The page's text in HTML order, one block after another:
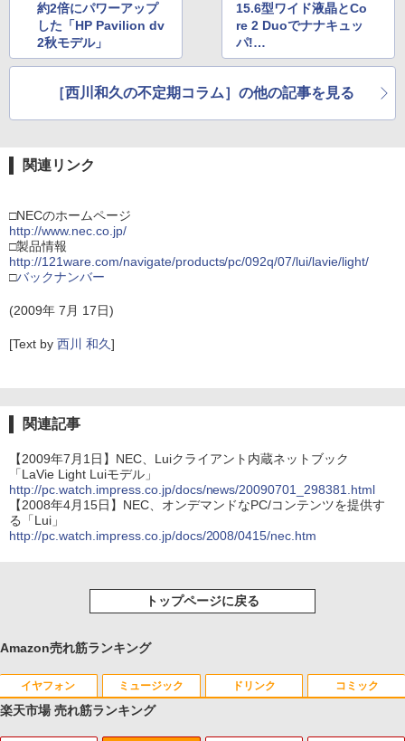
約2倍にパワーアップ
した「HP Pavilion dv
2秋モデル」
15.6型ワイド液晶とCo
re 2 Duoでナナキュッ
パ!
ASUSTeK「F52A-SX0
［西川和久の不定期コラム］の他の記事を見る
関連リンク
□NECのホームページ
http://www.nec.co.jp/
□製品情報
http://121ware.com/navigate/products/pc/092q/07/lui/lavie/light/
□バックナンバー
(2009年 7月 17日)
[Text by 西川 和久]
関連記事
【2009年7月1日】NEC、Luiクライアント内蔵ネットブック
「LaVie Light Luiモデル」
http://pc.watch.impress.co.jp/docs/news/20090701_298381.html
【2008年4月15日】NEC、オンデマンドなPC/コンテンツを提供す
る「Lui」
http://pc.watch.impress.co.jp/docs/2008/0415/nec.htm
トップページに戻る
Amazon売れ筋ランキング
イヤフォン ミュージック ドリンク コミック
楽天市場 売れ筋ランキング